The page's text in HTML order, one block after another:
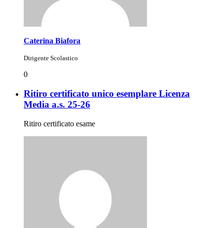
Caterina Biafora
Dirigente Scolastico
0
Ritiro certificato unico esemplare Licenza
Media a.s. 25-26
Ritiro certificato esame